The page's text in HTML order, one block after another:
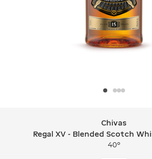
Chivas Regal XV -
Chivas
Regal XV - Blended Scotch
40°